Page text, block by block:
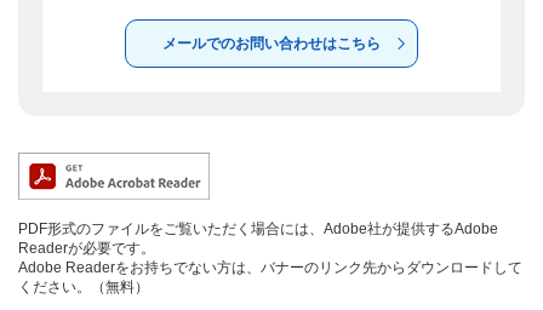
メールでのお問い合わせはこちら
PDF形式のファイルをご覧いただく場合には、Adobe社が提供するAdobe
Readerが必要です。
Adobe Readerをお持ちでない方は、バナーのリンク先からダウンロードして
ください。（無料）